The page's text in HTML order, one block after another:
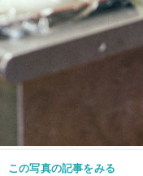
この写真の記事をみる